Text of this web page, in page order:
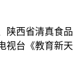
西省清真食
台《教育新